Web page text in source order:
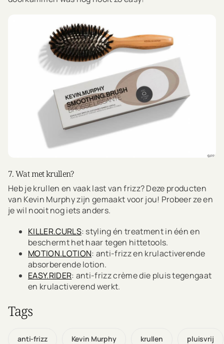
7. Wat met krullen?
Heb je krullen en vaak last van frizz? Deze producten
van Kevin Murphy zijn gemaakt voor jou! Probeer ze en
je wil nooit nog iets anders.
KILLER.CURLS: styling én treatment in één en
beschermt het haar tegen hittetools.
MOTION.LOTION: anti-frizz en krulactiverende
absorberende lotion.
EASY.RIDER: anti-frizz crème die pluis tegengaat
en krulactiverend werkt.
Tags
anti-frizz Kevin Murphy krullen pluisvrij